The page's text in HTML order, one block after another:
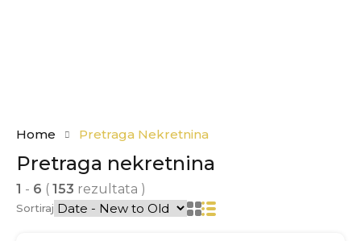
Home Pretraga Nekretnina
Pretraga nekretnina
1 - 6 ( 153 rezultata )
Sortiraj